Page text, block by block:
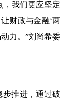
我们更应坚定
财政与金融‘两
力。”刘尚希委
推进，通过破